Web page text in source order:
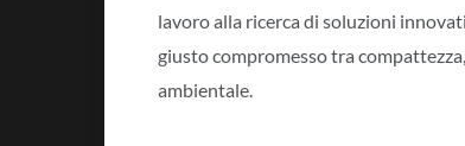
lavoro alla ricerca di soluzioni
giusto compromesso tra
ambientale.